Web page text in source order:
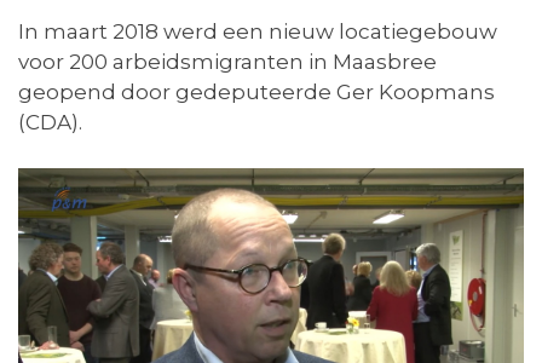
In maart 2018 werd een nieuw locatiegebouw
voor 200 arbeidsmigranten in Maasbree
geopend door gedeputeerde Ger Koopmans
(CDA).